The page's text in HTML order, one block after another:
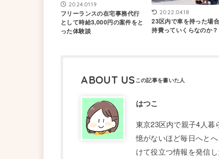
2024.01.19
フリーランスの在宅事務代行
として時給3,000円の案件をと
った体験談
2022.04.18
23区内で車を持った場
持費っていくらなのか？
ABOUT US
はつこ
東京23区内で親子4人
憶がないほど毎日へと
けて役立つ情報を発信